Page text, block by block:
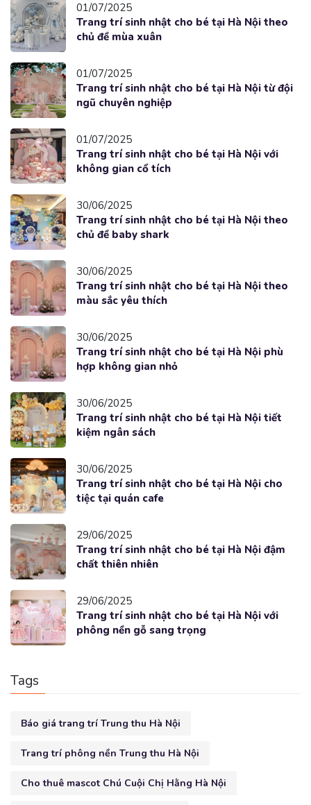
01/07/2025
Trang trí sinh nhật cho bé tại Hà Nội theo
chủ đề mùa xuân
01/07/2025
Trang trí sinh nhật cho bé tại Hà Nội từ đội
ngũ chuyên nghiệp
01/07/2025
Trang trí sinh nhật cho bé tại Hà Nội với
không gian cổ tích
30/06/2025
Trang trí sinh nhật cho bé tại Hà Nội theo
chủ đề baby shark
30/06/2025
Trang trí sinh nhật cho bé tại Hà Nội theo
màu sắc yêu thích
30/06/2025
Trang trí sinh nhật cho bé tại Hà Nội phù
hợp không gian nhỏ
30/06/2025
Trang trí sinh nhật cho bé tại Hà Nội tiết
kiệm ngân sách
30/06/2025
Trang trí sinh nhật cho bé tại Hà Nội cho
tiệc tại quán cafe
29/06/2025
Trang trí sinh nhật cho bé tại Hà Nội đậm
chất thiên nhiên
29/06/2025
Trang trí sinh nhật cho bé tại Hà Nội với
phông nền gỗ sang trọng
Tags
Báo giá trang trí Trung thu Hà Nội
Trang trí phông nền Trung thu Hà Nội
Cho thuê mascot Chú Cuội Chị Hằng Hà Nội